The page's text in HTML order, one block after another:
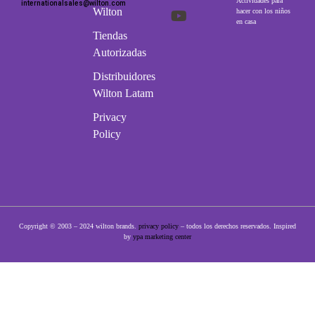
internationalsales@wilton.com
Wilton
Tiendas
Autorizadas
Distribuidores
Wilton Latam
Privacy
Policy
hacer con los niños
en casa
Copyright © 2003 – 2024 wilton brands. privacy policy – todos los derechos reservados. Inspired
by ypa marketing center